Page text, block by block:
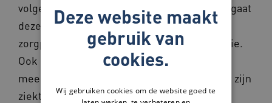
volgen over het Easycare-instrument. Waar gaat
deze training over? Het maken van een
zorgplan, een behandelplan en over dementie.
Ook gaat het over wat het betekent om
meerdere chronische ziekten te hebben. Dit zijn
ziekten die nooit meer helemaal overgaan.
Deze website maakt
gebruik van
cookies.
Wij gebruiken cookies om de website goed te